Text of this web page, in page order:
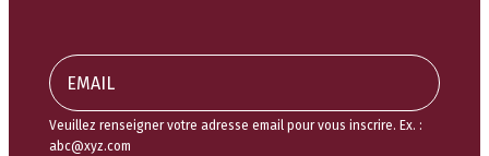
Veuillez renseigner votre adresse email pour vous inscrire. Ex. :
abc@xyz.com